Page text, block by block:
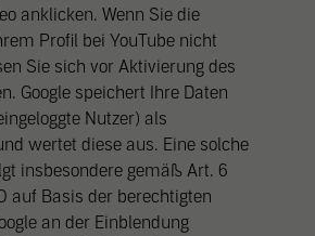
anklicken. Wenn Sie die
Profil bei YouTube nicht
Sie sich vor Aktivierung des
Google speichert Ihre Daten
Nutzer) als
wertet diese aus. Eine solche
insbesondere gemäß Art. 6
auf Basis der berechtigten
an der Einblendung